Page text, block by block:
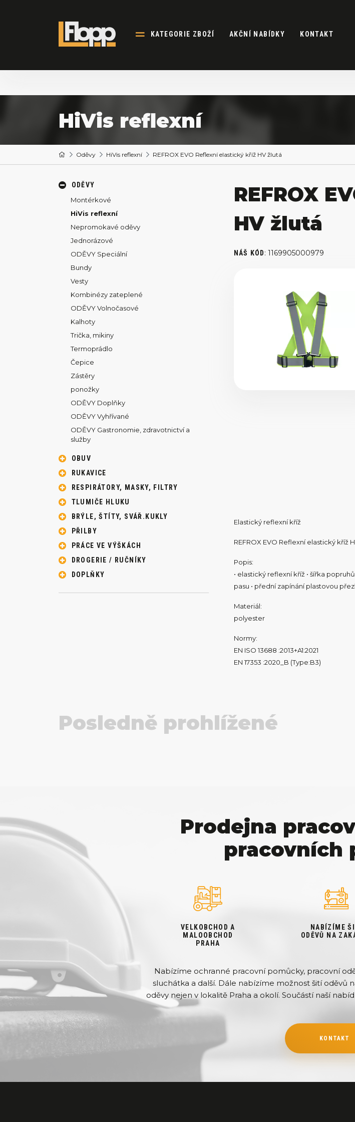
KATEGORIE ZBOŽÍ AKČNÍ NABÍDKY KONTAKT
HiVis reflexní
Oděvy HiVis reflexní REFROX EVO Reflexní elastický kříž HV žlutá
ODĚVY
Montérkové
HiVis reflexní
Nepromokavé oděvy
Jednorázové
ODĚVY Speciální
Bundy
Vesty
Kombinézy zateplené
ODĚVY Volnočasové
Kalhoty
Trička, mikiny
Termoprádlo
Čepice
Zástěry
ponožky
ODĚVY Doplňky
ODĚVY Vyhřívané
ODĚVY Gastronomie, zdravotnictví a
služby
OBUV
RUKAVICE
RESPIRÁTORY, MASKY, FILTRY
TLUMIČE HLUKU
BRÝLE, ŠTÍTY, SVÁŘ.KUKLY
PŘILBY
PRÁCE VE VÝŠKÁCH
DROGERIE / RUČNÍKY
DOPLŇKY
REFROX
HV žlutá
NÁŠ KÓD:1169905000979
Elastický reflexní kříž
REFROX EVO Reflexní elastický kříž
Popis:
• elastický reflexní kříž • šířka
pasu • přední zapínání plastovou
Materiál:
polyester
Normy:
EN ISO 13688 :2013+A1:2021
EN 17353 :2020_B (Type:B3)
Posledně prohlížené
Prodejna
pracovních
VELKOBCHOD A
MALOOBCHOD
PRAHA
NABÍZÍME
ODĚVŮ NA
Nabízíme ochranné pracovní pomůcky, pracovní
sluchátka a další. Dále nabízíme možnost šití oděvů
oděvy nejen v lokalitě Praha a okolí. Součástí naší
KONTAKT